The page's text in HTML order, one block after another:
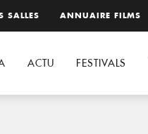
SALLES ANNUAIRE FILMS
ACTU FESTIVALS